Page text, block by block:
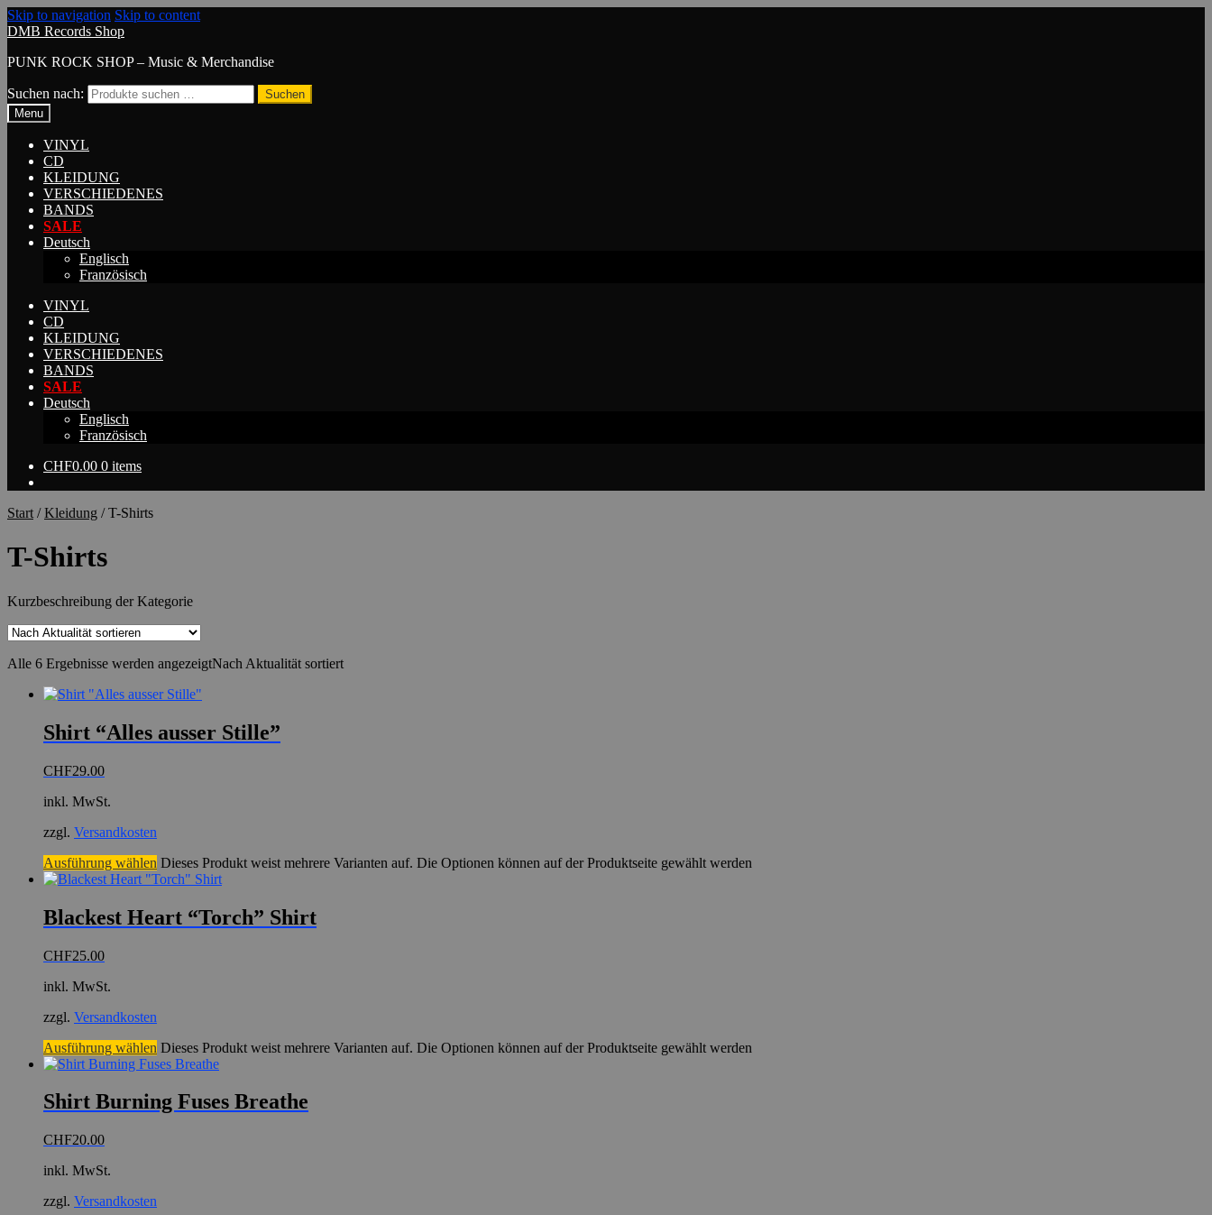
Skip to navigation Skip to content
DMB Records Shop
PUNK ROCK SHOP – Music & Merchandise
Suchen nach:
Suchen
Menu
VINYL
CD
KLEIDUNG
VERSCHIEDENES
BANDS
SALE
Deutsch
Englisch
Französisch
VINYL
CD
KLEIDUNG
VERSCHIEDENES
BANDS
SALE
Deutsch
Englisch
Französisch
CHF0.00 0 items
Start /Kleidung /T-Shirts
T-Shirts
Kurzbeschreibung der Kategorie
Alle 6 Ergebnisse werden angezeigtNach Aktualität sortiert
Shirt “Alles ausser Stille”
CHF29.00
inkl. MwSt.
zzgl. Versandkosten
Ausführung wählen Dieses Produkt weist mehrere Varianten auf. Die Optionen können auf der Produktseite gewählt werden
Blackest Heart “Torch” Shirt
CHF25.00
inkl. MwSt.
zzgl. Versandkosten
Ausführung wählen Dieses Produkt weist mehrere Varianten auf. Die Optionen können auf der Produktseite gewählt werden
Shirt Burning Fuses Breathe
CHF20.00
inkl. MwSt.
zzgl. Versandkosten